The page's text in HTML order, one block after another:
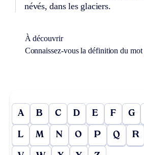
névés, dans les glaciers.
À découvrir
Connaissez-vous la définition du mot
A B C D E F G
L M N O P Q R